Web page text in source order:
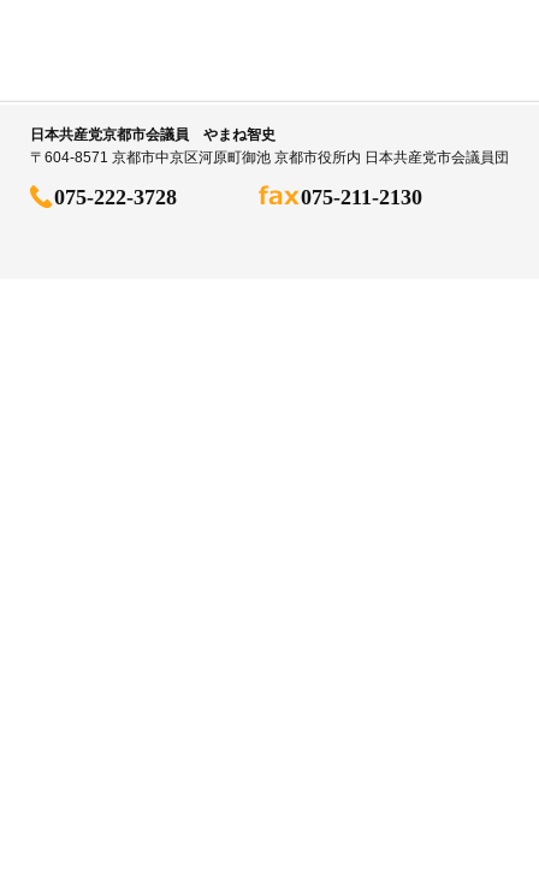
日本共産党京都市会議員 やまね智史
〒604-8571 京都市中京区河原町御池 京都市役所内 日本共産党市会議員団
075-222-3728 075-211-2130